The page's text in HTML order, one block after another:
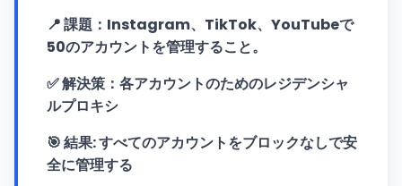
📍課題：Instagram、TikTok、YouTubeで
50のアカウントを管理すること。
✅解決策：各アカウントのためのレジデンシャ
ルプロキシ
🎯結果: すべてのアカウントをブロックなしで安
全に管理する